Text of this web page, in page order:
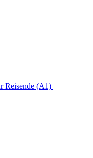
Reisende (A1)